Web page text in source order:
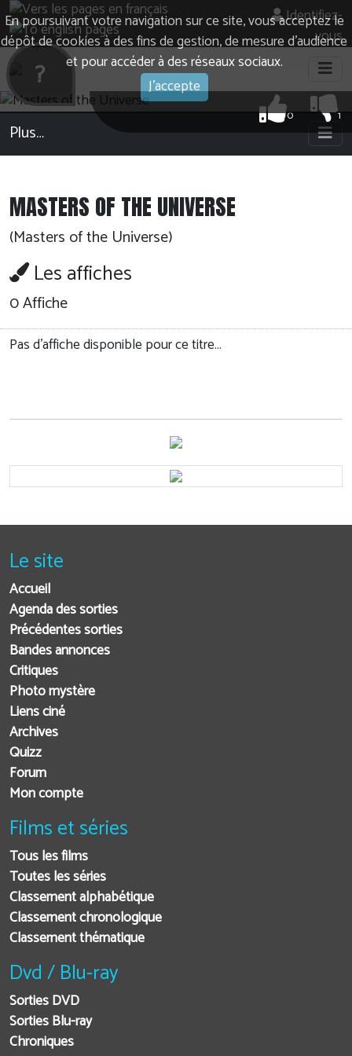
En poursuivant votre navigation sur ce site, vous acceptez le
dépôt de cookies à des fins de gestion, de mesure d’audience
et pour accéder à des réseaux sociaux.
J'accepte
Identifiez-
vous
1
0
?
Plus…
MASTERS OF THE UNIVERSE
(Masters of the Universe)
Les affiches
0 Affiche
Pas d'affiche disponible pour ce titre…
Le site
Accueil
Agenda des sorties
Précédentes sorties
Bandes annonces
Critiques
Photo mystère
Liens ciné
Archives
Quizz
Forum
Mon compte
Films et séries
Tous les films
Toutes les séries
Classement alphabétique
Classement chronologique
Classement thématique
Dvd / Blu-ray
Sorties DVD
Sorties Blu-ray
Chroniques